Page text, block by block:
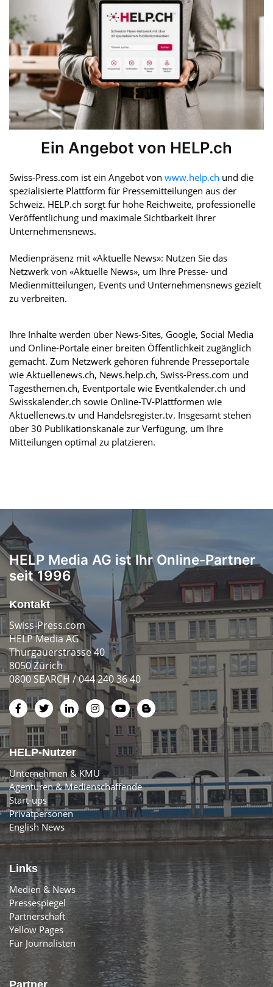
Ein Angebot von HELP.ch
Swiss-Press.com ist ein Angebot von www.help.ch und die
spezialisierte Plattform für Pressemitteilungen aus der
Schweiz. HELP.ch sorgt für hohe Reichweite, professionelle
Veröffentlichung und maximale Sichtbarkeit Ihrer
Unternehmensnews.
Medienpräsenz mit «Aktuelle News»: Nutzen Sie das
Netzwerk von «Aktuelle News», um Ihre Presse- und
Medienmitteilungen, Events und Unternehmensnews gezielt
zu verbreiten.
Ihre Inhalte werden über News-Sites, Google, Social Media
und Online-Portale einer breiten Öffentlichkeit zugänglich
gemacht. Zum Netzwerk gehören führende Presseportale
wie Aktuellenews.ch, News.help.ch, Swiss-Press.com und
Tagesthemen.ch, Eventportale wie Eventkalender.ch und
Swisskalender.ch sowie Online-TV-Plattformen wie
Aktuellenews.tv und Handelsregister.tv. Insgesamt stehen
über 30 Publikationskanäle zur Verfügung, um Ihre
Mitteilungen optimal zu platzieren.
HELP Media AG ist Ihr Online-Partner
seit 1996
Kontakt
Swiss-Press.com
HELP Media AG
Thurgauerstrasse 40
8050 Zürich
0800 SEARCH / 044 240 36 40
HELP-Nutzer
Unternehmen & KMU
Agenturen & Medienschaffende
Start-ups
Privatpersonen
English News
Links
Medien & News
Pressespiegel
Partnerschaft
Yellow Pages
Für Journalisten